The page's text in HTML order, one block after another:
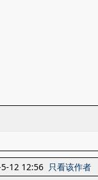
12 12:56 只看该作者